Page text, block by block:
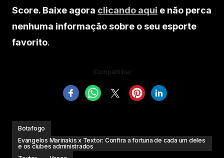
Score. Baixe agora clicando aqui e não perca
nenhuma informação sobre o seu esporte
favorito.
Compartilhe!
Botafogo
Evangelos Marinakis x Textor: Confira a fortuna de cada um deles
e os clubes administrados